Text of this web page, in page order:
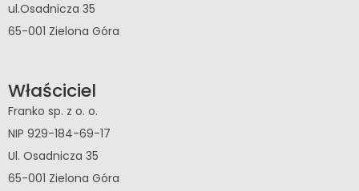
ul.Osadnicza 35
65-001 Zielona Góra
Właściciel
Franko sp. z o. o.
NIP 929-184-69-17
Ul. Osadnicza 35
65-001 Zielona Góra